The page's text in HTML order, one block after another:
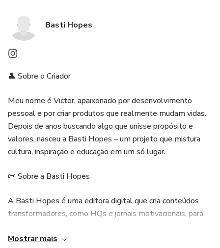
E o melhor: você recebe uma nova edição todo mês, direto
no seu e-mail.
Comece agora a sua jornada de inspiração.
Clique no botão e garanta já a sua edição do Basti Hopes
News!
Basti Hopes
👤 Sobre o Criador
Meu nome é Victor, apaixonado por desenvolvimento
pessoal e por criar produtos que realmente mudam vidas.
Depois de anos buscando algo que unisse propósito e
valores, nasceu a Basti Hopes – um projeto que mistura
cultura, inspiração e educação em um só lugar.
📜 Sobre a Basti Hopes
A Basti Hopes é uma editora digital que cria conteúdos
transformadores, como HQs e jornais motivacionais, para
caráter, força interior e esperança. Nosso lema é simples:
Mostrar mais